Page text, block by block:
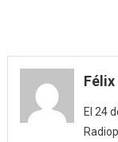
Félix
El 24